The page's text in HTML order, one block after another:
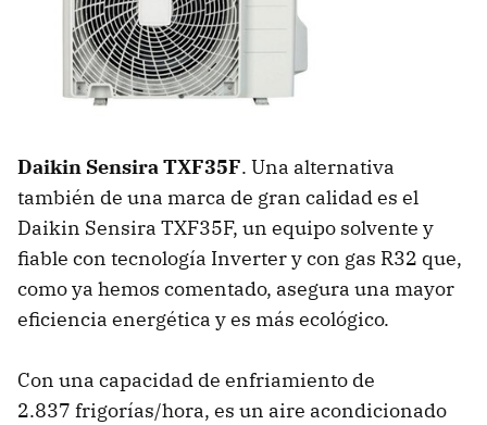
Daikin Sensira TXF35F. Una alternativa
también de una marca de gran calidad es el
Daikin Sensira TXF35F, un equipo solvente y
fiable con tecnología Inverter y con gas R32 que,
como ya hemos comentado, asegura una mayor
eficiencia energética y es más ecológico.
Con una capacidad de enfriamiento de
2.837 frigorías/hora, es un aire acondicionado